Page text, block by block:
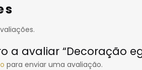
a avaliar “Decoração
para enviar uma avaliação.